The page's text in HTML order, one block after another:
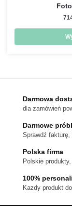
Darmowa
dla zamówień
Darmowe
Sprawdź
Polska firma
Polskie
100%
Kazdy produkt